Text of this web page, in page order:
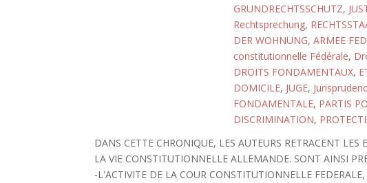
GRUNDRECHTSSCHUTZ,
Rechtsprechung,
DER WOHNUNG, ARMEE
constitutionnelle Fédérale,
DROITS FONDAMENTAUX,
DOMICILE, JUGE,
FONDAMENTALE, PARTIS
DISCRIMINATION,
DANS CETTE CHRONIQUE, LES AUTEURS RETRACENT
LA VIE CONSTITUTIONNELLE ALLEMANDE. SONT AINSI
-L'ACTIVITE DE LA COUR CONSTITUTIONNELLE